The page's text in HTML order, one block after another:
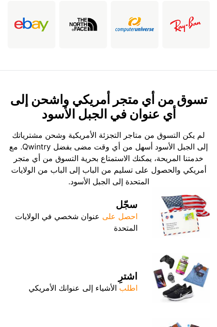
تسوق من أي متجر أمريكي واشحن إلى
أي عنوان في الجبل الأسود
لم يكن التسوق من متاجر التجزئة الأمريكية وشحن مشترياتك
إلى الجبل الأسود أسهل من أي وقت مضى بفضل Qwintry. مع
خدمتنا المريحة، يمكنك الاستمتاع بحرية التسوق من أي متجر
أمريكي والحصول على تسليم من الباب إلى الباب من الولايات
المتحدة إلى الجبل الأسود.
سجّل
احصل على عنوان شخصي في الولايات
المتحدة
اشترِ
اطلب الأشياء إلى عنوانك الأمريكي